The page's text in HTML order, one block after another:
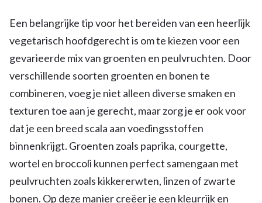
Een belangrijke tip voor het bereiden van een heerlijk
vegetarisch hoofdgerecht is om te kiezen voor een
gevarieerde mix van groenten en peulvruchten. Door
verschillende soorten groenten en bonen te
combineren, voeg je niet alleen diverse smaken en
texturen toe aan je gerecht, maar zorg je er ook voor
dat je een breed scala aan voedingsstoffen
binnenkrijgt. Groenten zoals paprika, courgette,
wortel en broccoli kunnen perfect samengaan met
peulvruchten zoals kikkererwten, linzen of zwarte
bonen. Op deze manier creëer je een kleurrijk en